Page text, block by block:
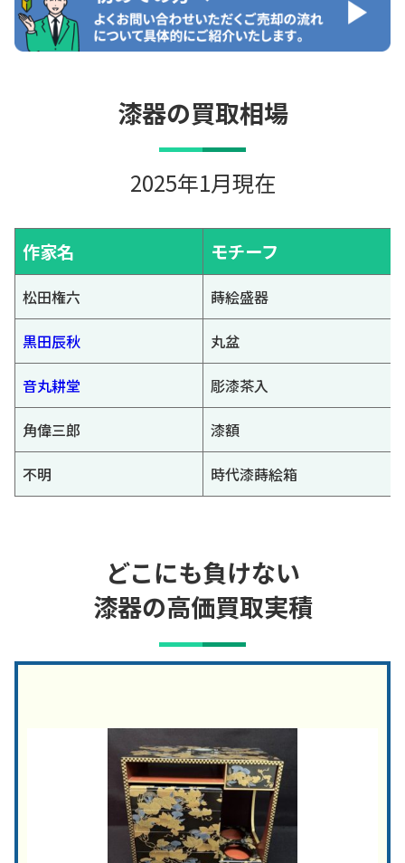
漆器の買取相場
2025年1月現在
作家名 モチーフ
松田権六 蒔絵盛器
黒田辰秋 丸盆
音丸耕堂 彫漆茶入
角偉三郎 漆額
不明 時代漆蒔絵箱
どこにも負けない
漆器の高価買取実積